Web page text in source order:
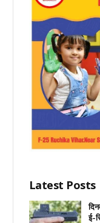
Latest Posts
ई-